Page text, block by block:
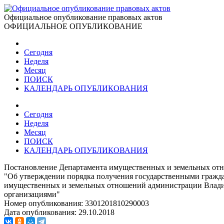
Официальное опубликование правовых актов
ОФИЦИАЛЬНОЕ ОПУБЛИКОВАНИЕ
Сегодня
Неделя
Месяц
ПОИСК
КАЛЕНДАРЬ ОПУБЛИКОВАНИЯ
Сегодня
Неделя
Месяц
ПОИСК
КАЛЕНДАРЬ ОПУБЛИКОВАНИЯ
Постановление Департамента имущественных и земельных
"Об утверждении порядка получения государственными
имущественных и земельных отношений администрации
организациями"
Номер опубликования: 3301201810290003
Дата опубликования: 29.10.2018